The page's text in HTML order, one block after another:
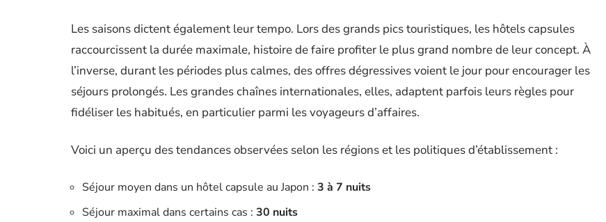
Les saisons dictent également leur tempo. Lors des grands pics touristiques, les hôtels capsules
raccourcissent la durée maximale, histoire de faire profiter le plus grand nombre de leur concept. À
l’inverse, durant les périodes plus calmes, des offres dégressives voient le jour pour encourager les
séjours prolongés. Les grandes chaînes internationales, elles, adaptent parfois leurs règles pour
fidéliser les habitués, en particulier parmi les voyageurs d’affaires.
Voici un aperçu des tendances observées selon les régions et les politiques d’établissement :
Séjour moyen dans un hôtel capsule au Japon : 3 à 7 nuits
Séjour maximal dans certains cas : 30 nuits